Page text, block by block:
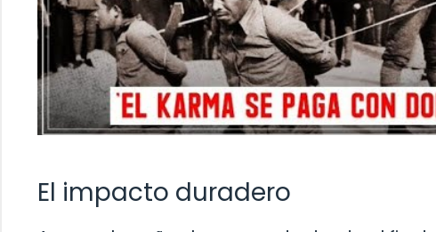
El impacto duradero